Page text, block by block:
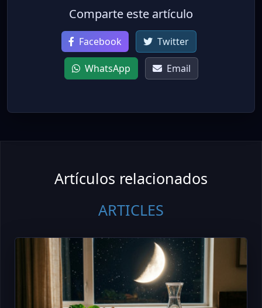
Comparte este artículo
Facebook Twitter
WhatsApp Email
Artículos relacionados
ARTICLES